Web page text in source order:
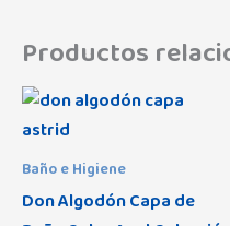
Productos
Baño e Higiene
Don Algodón Capa de